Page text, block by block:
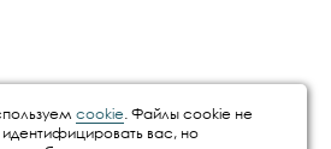
cookie. Файлы cookie не
идентифицировать вас, но